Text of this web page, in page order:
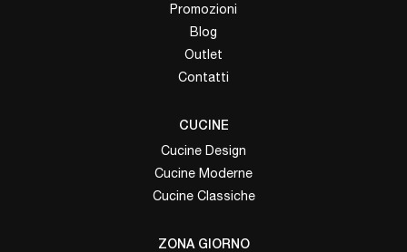
Promozioni
Blog
Outlet
Contatti
CUCINE
Cucine Design
Cucine Moderne
Cucine Classiche
ZONA GIORNO